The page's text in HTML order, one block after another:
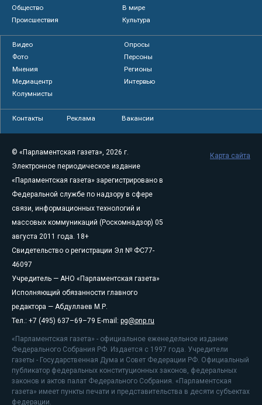
Общество
В мире
Происшествия
Культура
Видео
Опросы
Фото
Персоны
Мнения
Регионы
Медиацентр
Интервью
Колумнисты
Контакты Реклама Вакансии
© «Парламентская газета», 2026 г.
Электронное периодическое издание
«Парламентская газета» зарегистрировано в
Федеральной службе по надзору в сфере
связи, информационных технологий и
массовых коммуникаций (Роскомнадзор) 05
августа 2011 года. 18+
Свидетельство о регистрации Эл № ФС77-
46097
Учредитель — АНО «Парламентская газета»
Исполняющий обязанности главного
редактора — Абдуллаев М.Р.
Тел.: +7 (495) 637–69–79 E-mail: pg@pnp.ru
«Парламентская газета» - официальное еженедельное издание
Федерального Собрания РФ. Издается с 1997 года. Учредители
газеты - Государственная Дума и Совет Федерации РФ. Официальный
публикатор федеральных конституционных законов, федеральных
законов и актов палат Федерального Собрания. «Парламентская
газета» имеет пункты печати и представительства в десяти субъектах
федерации.
Карта сайта